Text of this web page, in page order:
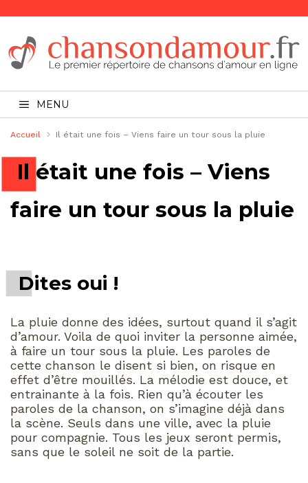
MENU
Accueil Il était une fois – Viens faire un tour sous la pluie
Il était une fois – Viens
faire un tour sous la pluie
Dites oui !
La pluie donne des idées, surtout quand il s’agit
d’amour. Voila de quoi inviter la personne aimée,
à faire un tour sous la pluie. Les paroles de
cette chanson le disent si bien, on risque en
effet d’être mouillés. La mélodie est douce, et
entrainante à la fois. Rien qu’à écouter les
paroles de la chanson, on s’imagine déjà dans
la scène. Seuls dans une ville, avec la pluie
pour compagnie. Tous les jeux seront permis,
sans que le soleil ne soit de la partie.